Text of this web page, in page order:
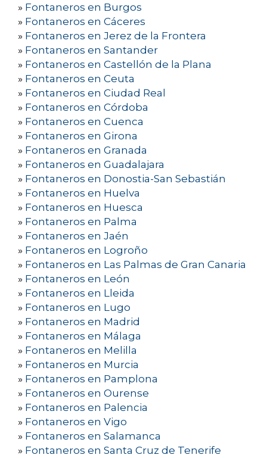
» Fontaneros en Burgos
» Fontaneros en Cáceres
» Fontaneros en Jerez de la Frontera
» Fontaneros en Santander
» Fontaneros en Castellón de la Plana
» Fontaneros en Ceuta
» Fontaneros en Ciudad Real
» Fontaneros en Córdoba
» Fontaneros en Cuenca
» Fontaneros en Girona
» Fontaneros en Granada
» Fontaneros en Guadalajara
» Fontaneros en Donostia-San Sebastián
» Fontaneros en Huelva
» Fontaneros en Huesca
» Fontaneros en Palma
» Fontaneros en Jaén
» Fontaneros en Logroño
» Fontaneros en Las Palmas de Gran Canaria
» Fontaneros en León
» Fontaneros en Lleida
» Fontaneros en Lugo
» Fontaneros en Madrid
» Fontaneros en Málaga
» Fontaneros en Melilla
» Fontaneros en Murcia
» Fontaneros en Pamplona
» Fontaneros en Ourense
» Fontaneros en Palencia
» Fontaneros en Vigo
» Fontaneros en Salamanca
» Fontaneros en Santa Cruz de Tenerife